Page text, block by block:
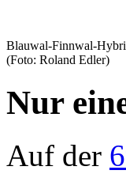
Blauwal-Finnwal-
(Foto: Roland Edler)
Nur
Auf der